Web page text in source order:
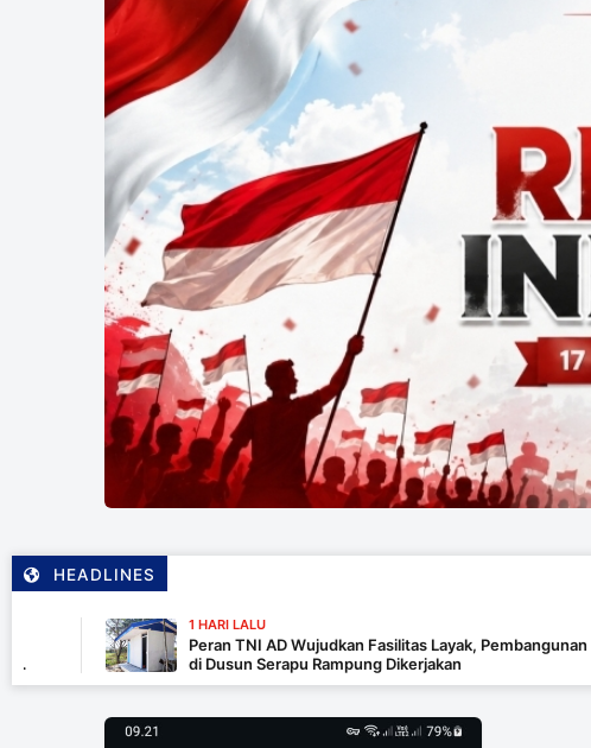
HEADLINES
1 HARI LALU
Peran TNI AD Wujudkan Fasilitas Layak, Pembangunan MCK
di Dusun Serapu Rampung Dikerjakan